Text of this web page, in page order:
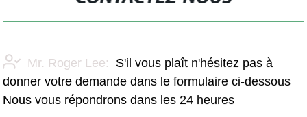
Mr. Roger Lee:
S'il vous plaît n'hésitez pas à
donner votre demande dans le formulaire ci-dessous
Nous vous répondrons dans les 24 heures